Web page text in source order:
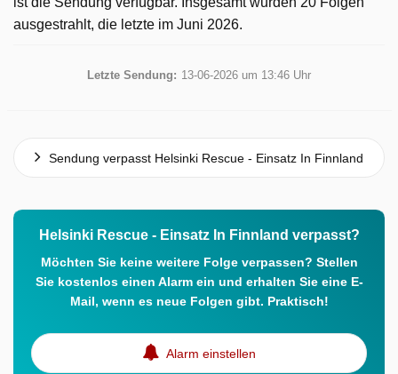
ausgestrahlt, die letzte im Juni 2026.
Letzte Sendung: 13-06-2026 um 13:46 Uhr
Sendung verpasst Helsinki Rescue - Einsatz In Finnland
Helsinki Rescue - Einsatz In Finnland verpasst?
Möchten Sie keine weitere Folge verpassen? Stellen
Sie kostenlos einen Alarm ein und erhalten Sie eine E-
Mail, wenn es neue Folgen gibt. Praktisch!
Alarm einstellen